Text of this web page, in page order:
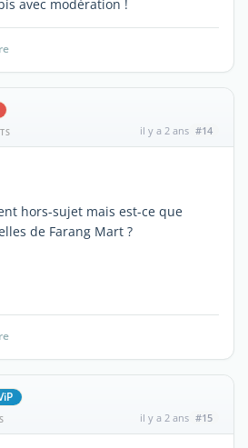
avec modération !
il y a 2 ans #14
hors-sujet mais est-ce que
de Farang Mart ?
il y a 2 ans #15